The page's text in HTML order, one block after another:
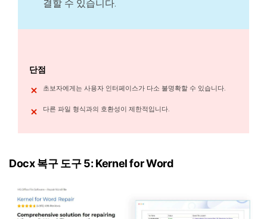
결할 수 있습니다.
단점
초보자에게는 사용자 인터페이스가 다소 불명확할 수 있습니다.
다른 파일 형식과의 호환성이 제한적입니다.
Docx 복구 도구 5: Kernel for Word